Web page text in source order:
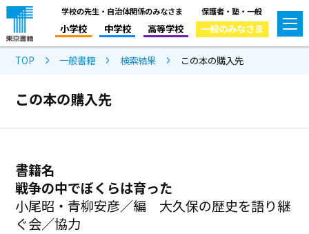
学校の先生・自治体関係のみなさま
小学校 中学校 高等学校
保護者・塾・一般
一般のみなさま
TOP 一般書籍 検索結果 この本の購入先
この本の購入先
書籍名
戦争の中でぼくらは育った
小尾昭・青柳安彦／編 大久保の歴史を語り継
ぐ会／協力